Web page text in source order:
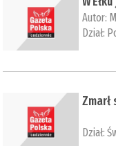
Autor:
Dział:
Zmarł
Dział: